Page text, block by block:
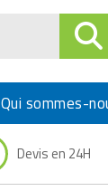
Qui sommes-
Devis en 24H